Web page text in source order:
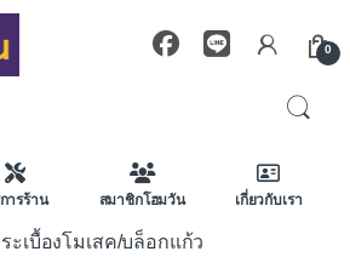
0
ารร้าน สมาชิกโฮมวัน เกี่ยวกับเรา
ะเบื้องโมเสค/บล็อกแก้ว